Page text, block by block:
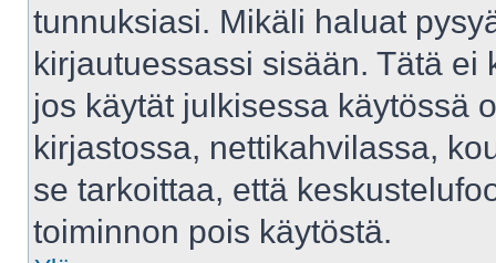
tunnuksiasi. Mikäli haluat
kirjautuessassi sisään. Tätä
jos käytät julkisessa käytössä
kirjastossa, nettikahvilassa,
se tarkoittaa, että
toiminnon pois käytöstä.